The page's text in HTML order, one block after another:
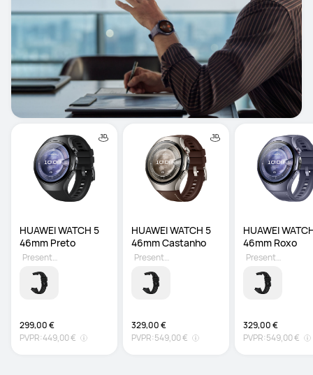
HUAWEI WATCH 5
46mm Preto
299,00 €
PVPR:449,00 €
Presente grátis
HUAWEI WATCH 5
46mm Castanho
329,00 €
PVPR:549,00 €
Presente grátis
HUAWEI
46mm Roxo
329,00 €
PVPR:549,00 €
Presente grátis